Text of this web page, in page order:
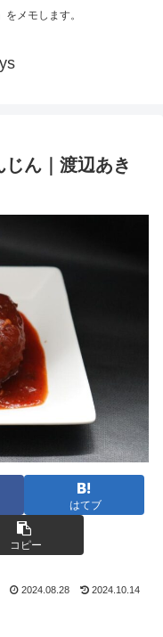
メモします。
じん｜渡辺あき
はてブ
コピー
2024.08.28 2024.10.14